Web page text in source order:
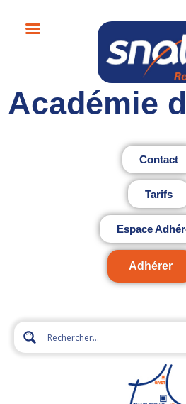
Académie
Contact
Tarifs
Espace
Adhérer